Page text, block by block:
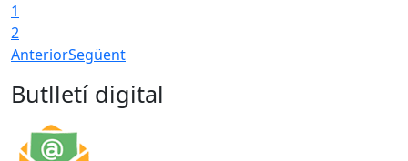
1
2
AnteriorSegüent
Butlletí digital